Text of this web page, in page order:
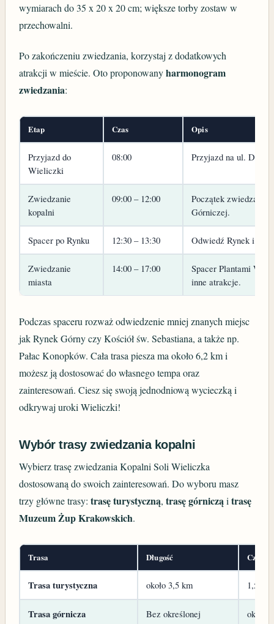
wymiarach do 35 x 20 x 20 cm; większe torby zostaw w
przechowalni.
Po zakończeniu zwiedzania, korzystaj z dodatkowych
atrakcji w mieście. Oto proponowanyharmonogram
zwiedzania:
Etap Czas Opis
Przyjazd do
Wieliczki
08:00 Przyjazd na ul.
Zwiedzanie
kopalni
09:00 – 12:00
Początek zwiedzania
Górniczej.
Spacer po Rynku 12:30 – 13:30 Odwiedź Rynek i
Zwiedzanie
miasta
14:00 – 17:00
Spacer Plantami
inne atrakcje.
Podczas spaceru rozważ odwiedzenie mniej znanych miejsc
jak Rynek Górny czy Kościół św. Sebastiana, a także np.
Pałac Konopków. Cała trasa piesza ma około 6,2 km i
możesz ją dostosować do własnego tempa oraz
zainteresowań. Ciesz się swoją jednodniową wycieczką i
odkrywaj uroki Wieliczki!
Wybór trasy zwiedzania kopalni
Wybierz trasę zwiedzania Kopalni Soli Wieliczka
dostosowaną do swoich zainteresowań. Do wyboru masz
trzy główne trasy:trasę turystyczną,trasę górnicząitrasę
Muzeum Żup Krakowskich.
Trasa Długość Czas
Trasa turystyczna około 3,5 km 1,5–3
Trasa górnicza
Bez określonej
około